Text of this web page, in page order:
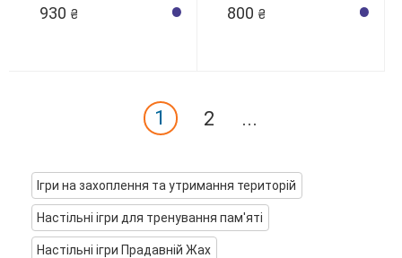
Ігри на захоплення та утримання територій
Настільні ігри для тренування пам'яті
Настільні ігри Прадавній Жах
930 ₴ 800 ₴
1 2 ...